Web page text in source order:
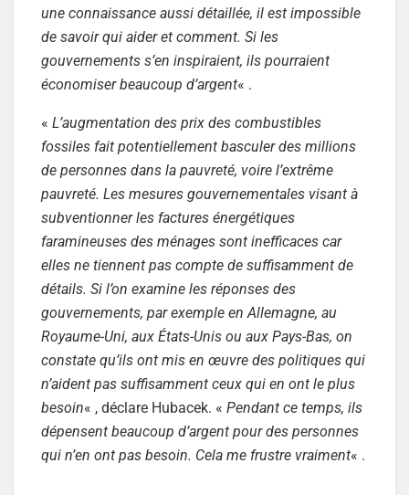
une connaissance aussi détaillée, il est impossible
de savoir qui aider et comment. Si les
gouvernements s’en inspiraient, ils pourraient
économiser beaucoup d’argent« .
« L’augmentation des prix des combustibles
fossiles fait potentiellement basculer des millions
de personnes dans la pauvreté, voire l’extrême
pauvreté. Les mesures gouvernementales visant à
subventionner les factures énergétiques
faramineuses des ménages sont inefficaces car
elles ne tiennent pas compte de suffisamment de
détails. Si l’on examine les réponses des
gouvernements, par exemple en Allemagne, au
Royaume-Uni, aux États-Unis ou aux Pays-Bas, on
constate qu’ils ont mis en œuvre des politiques qui
n’aident pas suffisamment ceux qui en ont le plus
besoin« , déclare Hubacek. « Pendant ce temps, ils
dépensent beaucoup d’argent pour des personnes
qui n’en ont pas besoin. Cela me frustre vraiment« .